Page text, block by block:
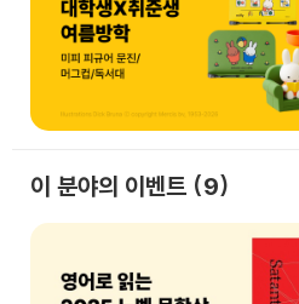
이 분야의 이벤트 9